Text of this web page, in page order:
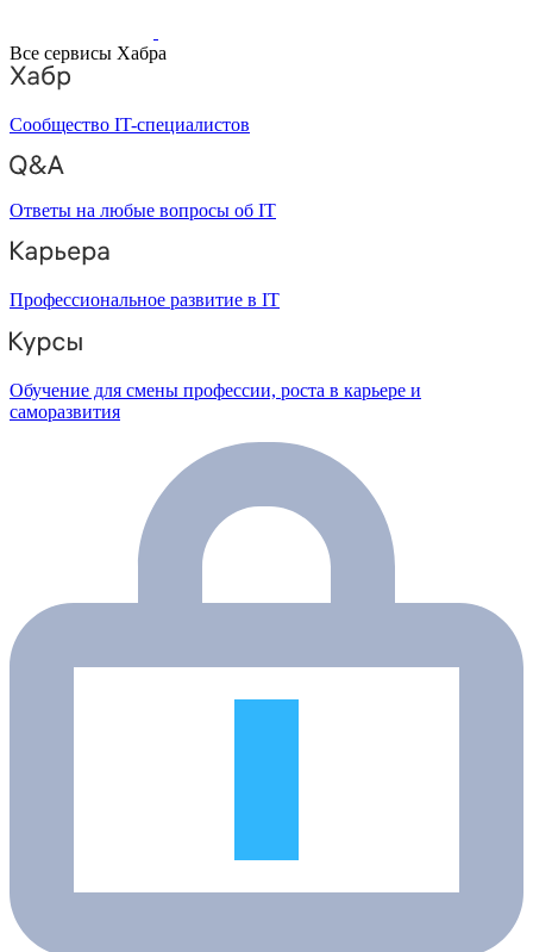
Все сервисы Хабра
Сообщество IT-специалистов
Ответы на любые вопросы об IT
Профессиональное развитие в IT
Обучение для смены профессии, роста в карьере и
саморазвития